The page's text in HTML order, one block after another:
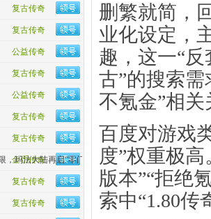
复古传奇
复古传奇
公益传奇
复古传奇
公益传奇
复古传奇
复古传奇
金币传奇
，玛法大陆再启“零门槛”热血
复古传奇
复古传奇
删繁就简，
业化设定，
趣，这一“
古”的搜索
不氪金”相
百度对游戏
度”权重极
版本”“拒绝
索中“1.80传